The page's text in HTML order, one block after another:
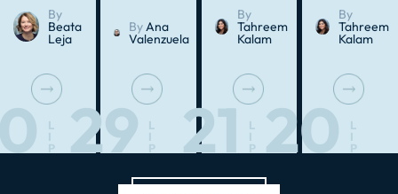
By
Beata
Leja
L
I
P
ByAna
Valenzuela
29
L
I
P
By
Tahreem
Kalam
21
L
I
P
By
Tahreem
Kalam
20
L
I
P